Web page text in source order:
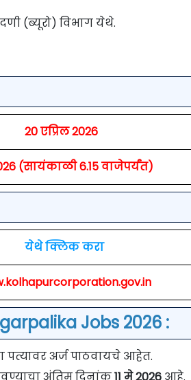
(ब्यूरो) विभाग येथे.
20 एप्रिल 2026
(सायंकाळी 6.15 वाजेपर्यंत)
येथे क्लिक करा
Jobs 2026 :
पत्यावर अर्ज पाठवायचे आहेत.
अंतिम दिनांक11 मे 2026 आहे.